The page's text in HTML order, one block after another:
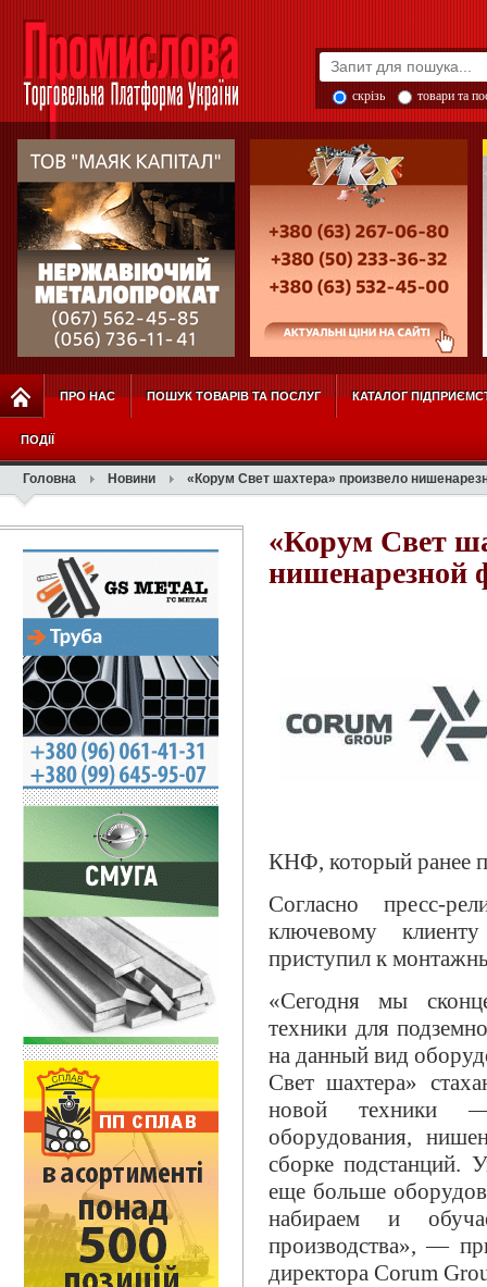
скрізь товари та
ПРО НАС ПОШУК ТОВАРІВ ТА ПОСЛУГ КАТАЛОГ
ПОДІЇ
Головна Новини «Корум Свет шахтера» произвело
«Корум Свет
нишенарезной
КНФ, который ранее
Согласно пресс-
ключевому
приступил к
«Сегодня мы
техники для
на данный вид
Свет шахтера»
новой техники —
оборудования,
сборке подстанций.
еще больше
набираем и
производства», —
директора Corum